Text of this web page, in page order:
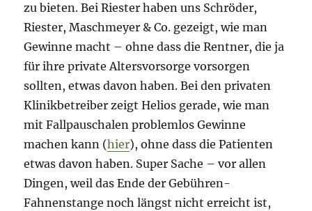
zu bieten. Bei Riester haben uns Schröder,
Riester, Maschmeyer & Co. gezeigt, wie man
Gewinne macht – ohne dass die Rentner, die ja
für ihre private Altersvorsorge vorsorgen
sollten, etwas davon haben. Bei den privaten
Klinikbetreiber zeigt Helios gerade, wie man
mit Fallpauschalen problemlos Gewinne
machen kann (hier), ohne dass die Patienten
etwas davon haben. Super Sache – vor allen
Dingen, weil das Ende der Gebühren-
Fahnenstange noch längst nicht erreicht ist,